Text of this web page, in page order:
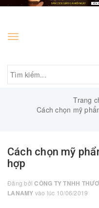
Toggle
Trang
Cách chọn mỹ
Cách chọn mỹ
hợp
Đăng bởiCÔNG TY TNHH
LANAMY vào lúc 10/06/2019